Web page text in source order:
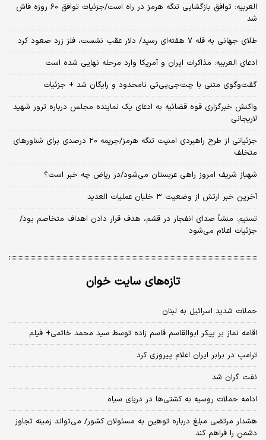
العربیه: توافق بازگشایی تنگه هرمز در راه است/جزئیات توافق ۶۰ روزه فاش
شد
طلای جهانی به قله ۷ هفته‌ای رسید/ دلار عقب نشست، فلز زرد صعود کرد
ادعای العربیه: مذاکرات ایران و آمریکا وارد مرحله نهایی شده است
گفت‌وگوی متنی با چت‌جی‌پی‌تی نامحدود و رایگان شد + جزئیات
واکنش خبرگزاری قوه قضائیه به ادعای یک نماینده مجلس درباره ترور شهید
لاریجانی
جزئیاتی از طرح راهبردی امنیت تنگه هرمز/جریمه ۲۰ درصدی برای شناورهای
متخلف
شهباز شریف امروز راهی عربستان می‌شود/در ریاض چه خبر است؟
آخرین خبر ارتش از وضعیت ۳ خلبان عملیات العدید
تسنیم: منشأ صدای انفجار در قشم، هدف قرار دادن اهداف متخاصم بود/
جزئیات اعلام می‌شود
تازه‌های سایت خوان
حملات شدید اسرائیل به لبنان
اقامه نماز بر پیکر ابوالقاسم قاسم زاده توسط سید محمد خاتمی+ فیلم
ترامپ در برابر ایران اعلام پیروزی کرد
نفت گران شد
ادامه حملات روسیه به کشتی‌ها در دریای سیاه
هشدار مرتضی مبلغ درباره توهین به مسئولان کشور/ می‌تواند زمینه تجاوز
دشمن را فراهم کند